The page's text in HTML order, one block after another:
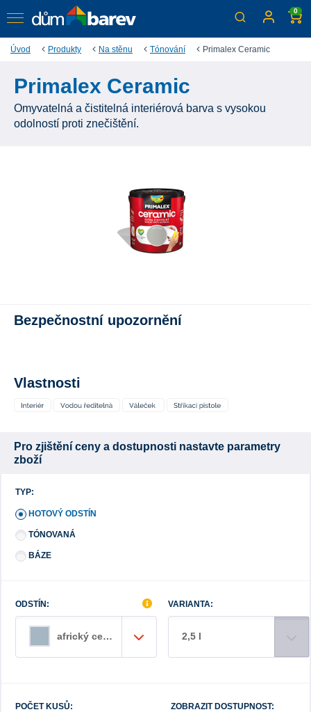
0
Úvod Produkty Na stěnu Tónování Primalex Ceramic
Primalex Ceramic
Omyvatelná a čistitelná interiérová barva s vysokou
odolností proti znečištění.
Bezpečnostní upozornění
Vlastnosti
Pro zjištění ceny a dostupnosti nastavte parametry
zboží
TYP:
HOTOVÝ ODSTÍN
TÓNOVANÁ
BÁZE
ODSTÍN:
africký celestin
VARIANTA:
2,5 l
POČET KUSŮ: ZOBRAZIT DOSTUPNOST: